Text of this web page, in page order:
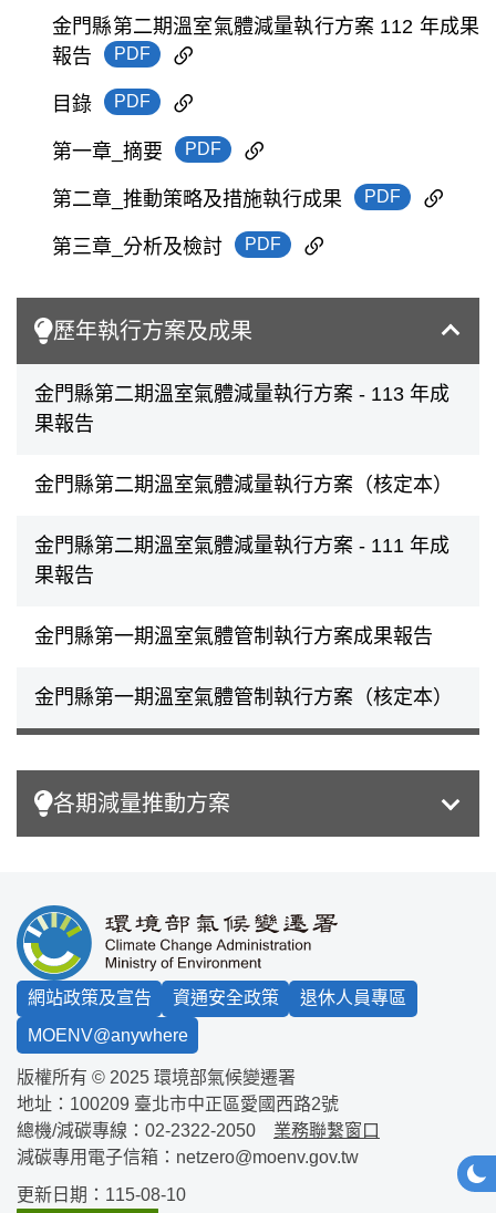
金門縣第二期溫室氣體減量執行方案 112 年成果
報告
PDF
目錄 PDF
第一章_摘要 PDF
第二章_推動策略及措施執行成果 PDF
第三章_分析及檢討 PDF
歷年執行方案及成果
金門縣第二期溫室氣體減量執行方案 - 113 年成
果報告
金門縣第二期溫室氣體減量執行方案（核定本）
金門縣第二期溫室氣體減量執行方案 - 111 年成
果報告
金門縣第一期溫室氣體管制執行方案成果報告
金門縣第一期溫室氣體管制執行方案（核定本）
各期減量推動方案
網站政策及宣告 資通安全政策
退休人員專區
MOENV@anywhere
版權所有 © 2025 環境部氣候變遷署
地址：100209 臺北市中正區愛國西路2號
總機/減碳專線： 02-2322-2050
業務聯繫窗口
減碳專用電子信箱： netzero@moenv.gov.tw
更新日期：115-08-10
網站
深